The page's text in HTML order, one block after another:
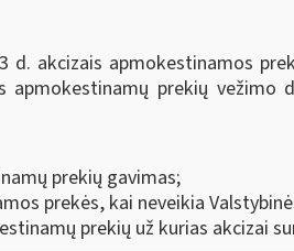
akcizais apmokestinamos
prekių
prekių gavimas;
prekės, kai neveikia
prekių už kurias akcizai